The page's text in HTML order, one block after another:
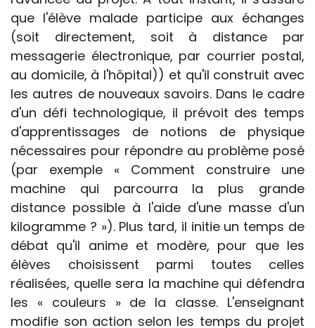
que l'élève malade participe aux échanges
(soit directement, soit à distance par
messagerie électronique, par courrier postal,
au domicile, à l'hôpital)) et qu'il construit avec
les autres de nouveaux savoirs. Dans le cadre
d'un défi technologique, il prévoit des temps
d'apprentissages de notions de physique
nécessaires pour répondre au problème posé
(par exemple « Comment construire une
machine qui parcourra la plus grande
distance possible à l'aide d'une masse d'un
kilogramme ? »). Plus tard, il initie un temps de
débat qu'il anime et modère, pour que les
élèves choisissent parmi toutes celles
réalisées, quelle sera la machine qui défendra
les « couleurs » de la classe. L'enseignant
modifie son action selon les temps du projet